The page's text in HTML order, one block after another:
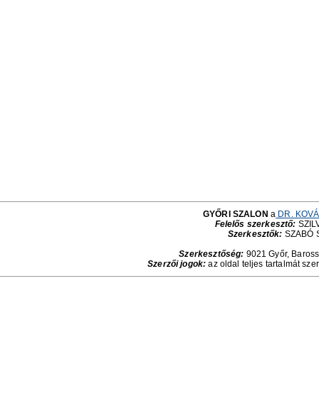
GYŐRI SZALON a DR.
Felelős szerkesztő:
Szerkesztők: SZABÓ
Szerkesztőség: 9021 Győr,
Szerzői jogok: az oldal teljes tartalmát